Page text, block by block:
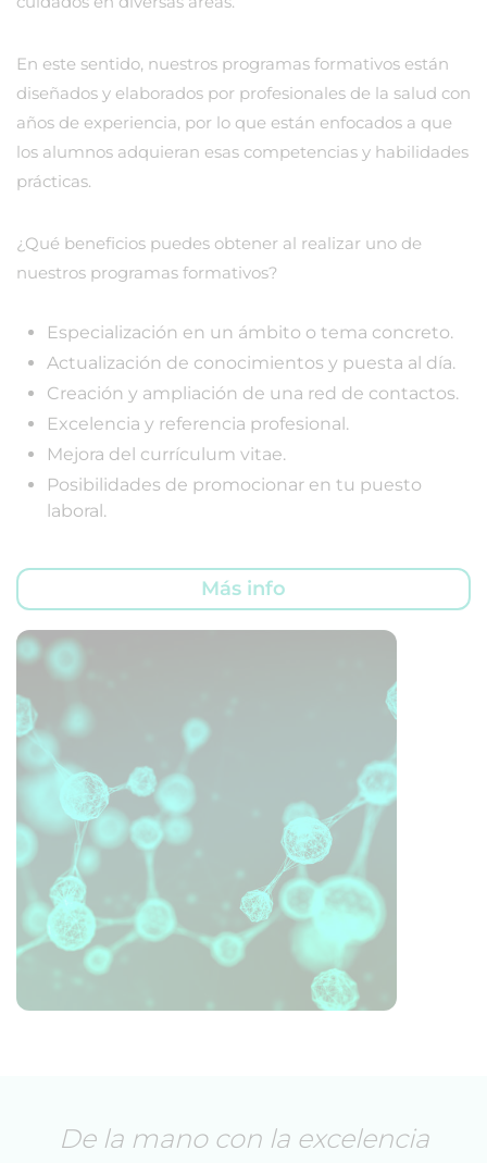
En este sentido, nuestros programas formativos están
diseñados y elaborados por profesionales de la salud con
años de experiencia, por lo que están enfocados a que
los alumnos adquieran esas competencias y habilidades
prácticas.
¿Qué beneficios puedes obtener al realizar uno de
nuestros programas formativos?
Especialización en un ámbito o tema concreto.
Actualización de conocimientos y puesta al día.
Creación y ampliación de una red de contactos.
Excelencia y referencia profesional.
Mejora del currículum vitae.
Posibilidades de promocionar en tu puesto
laboral.
Más info
De la mano con la excelencia